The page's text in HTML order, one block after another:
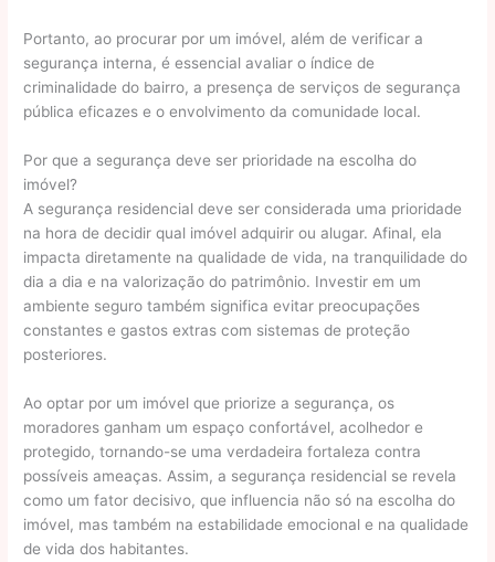
Portanto, ao procurar por um imóvel, além de verificar a
segurança interna, é essencial avaliar o índice de
criminalidade do bairro, a presença de serviços de segurança
pública eficazes e o envolvimento da comunidade local.
Por que a segurança deve ser prioridade na escolha do
imóvel?
A segurança residencial deve ser considerada uma prioridade
na hora de decidir qual imóvel adquirir ou alugar. Afinal, ela
impacta diretamente na qualidade de vida, na tranquilidade do
dia a dia e na valorização do patrimônio. Investir em um
ambiente seguro também significa evitar preocupações
constantes e gastos extras com sistemas de proteção
posteriores.
Ao optar por um imóvel que priorize a segurança, os
moradores ganham um espaço confortável, acolhedor e
protegido, tornando-se uma verdadeira fortaleza contra
possíveis ameaças. Assim, a segurança residencial se revela
como um fator decisivo, que influencia não só na escolha do
imóvel, mas também na estabilidade emocional e na qualidade
de vida dos habitantes.